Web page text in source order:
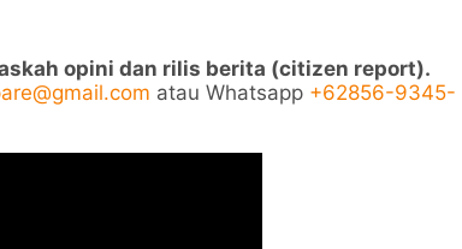
opini dan rilis berita (citizen report).
atau Whatsapp +62856-9345-